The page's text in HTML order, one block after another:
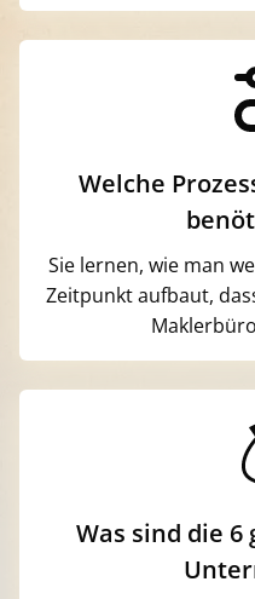
Welche
Sie lernen, wie man
Zeitpunkt aufbaut,
Was sind die